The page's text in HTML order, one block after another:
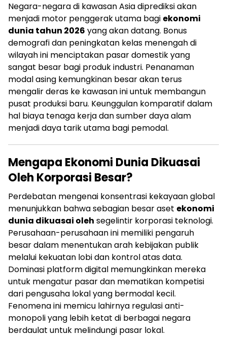
Negara-negara di kawasan Asia diprediksi akan
menjadi motor penggerak utama bagi ekonomi
dunia tahun 2026 yang akan datang. Bonus
demografi dan peningkatan kelas menengah di
wilayah ini menciptakan pasar domestik yang
sangat besar bagi produk industri. Penanaman
modal asing kemungkinan besar akan terus
mengalir deras ke kawasan ini untuk membangun
pusat produksi baru. Keunggulan komparatif dalam
hal biaya tenaga kerja dan sumber daya alam
menjadi daya tarik utama bagi pemodal.
Mengapa Ekonomi Dunia Dikuasai
Oleh Korporasi Besar?
Perdebatan mengenai konsentrasi kekayaan global
menunjukkan bahwa sebagian besar aset ekonomi
dunia dikuasai oleh segelintir korporasi teknologi.
Perusahaan-perusahaan ini memiliki pengaruh
besar dalam menentukan arah kebijakan publik
melalui kekuatan lobi dan kontrol atas data.
Dominasi platform digital memungkinkan mereka
untuk mengatur pasar dan mematikan kompetisi
dari pengusaha lokal yang bermodal kecil.
Fenomena ini memicu lahirnya regulasi anti-
monopoli yang lebih ketat di berbagai negara
berdaulat untuk melindungi pasar lokal.